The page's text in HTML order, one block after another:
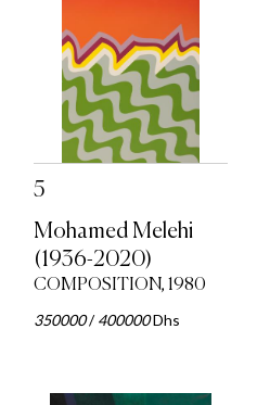
5
Mohamed Melehi
(1936-2020)
COMPOSITION, 1980
350000/400000Dhs